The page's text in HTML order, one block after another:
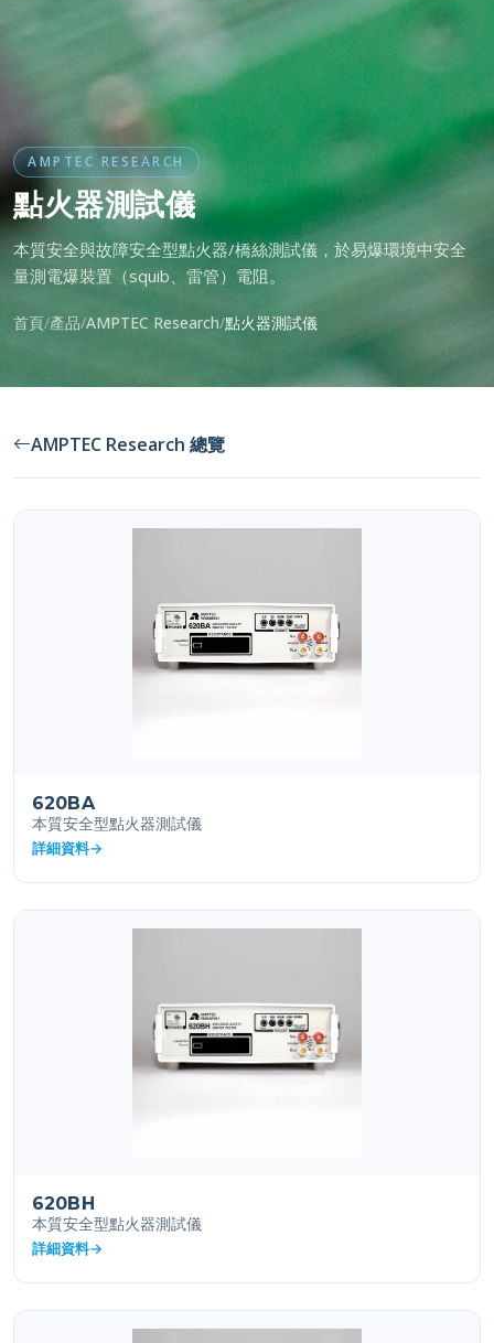
AMPTEC RESEARCH
點火器測試儀
本質安全與故障安全型點火器/橋絲測試儀，於易爆環境中安全
量測電爆裝置（squib、雷管）電阻。
首頁 產品 AMPTEC Research 點火器測試儀
AMPTEC Research 總覽
620BA
本質安全型點火器測試儀
詳細資料
620BH
本質安全型點火器測試儀
詳細資料